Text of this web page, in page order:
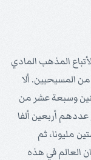
المذهب المادي
المسيحيين. ألا
وسبعة عشر من
العالم عام 1904 حتى بلغ عددهم أربعين ألفا
مليونا، ثم
في هذه